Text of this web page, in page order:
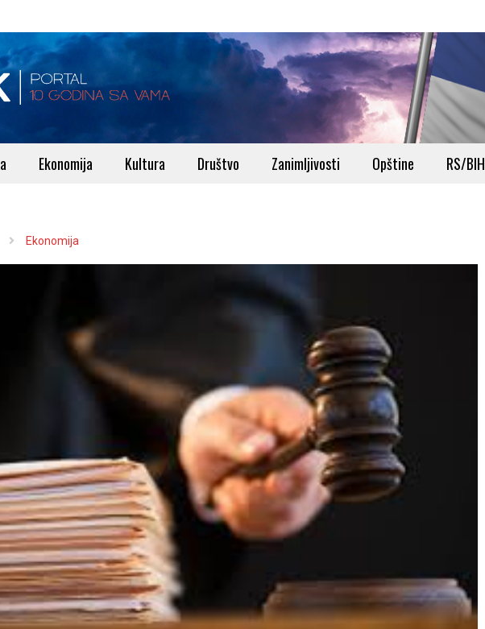
Ekonomija Kultura Društvo Zanimljivosti Opštine RS/BIH
Ekonomija